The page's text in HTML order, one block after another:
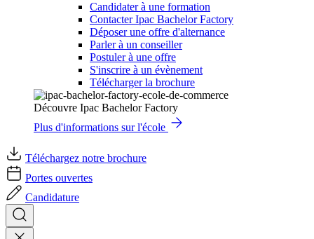
Candidater à une formation
Contacter Ipac Bachelor Factory
Déposer une offre d'alternance
Parler à un conseiller
Postuler à une offre
S'inscrire à un évènement
Télécharger la brochure
Découvre Ipac Bachelor Factory
Plus d'informations sur l'école
Téléchargez notre brochure
Portes ouvertes
Candidature